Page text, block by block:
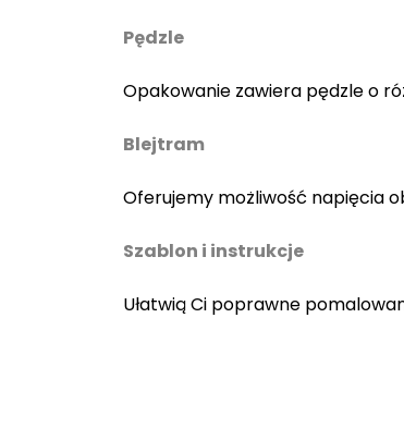
Pędzle
Opakowanie zawiera pędzle o
Blejtram
Oferujemy możliwość napięcia
Szablon i instrukcje
Ułatwią Ci poprawne